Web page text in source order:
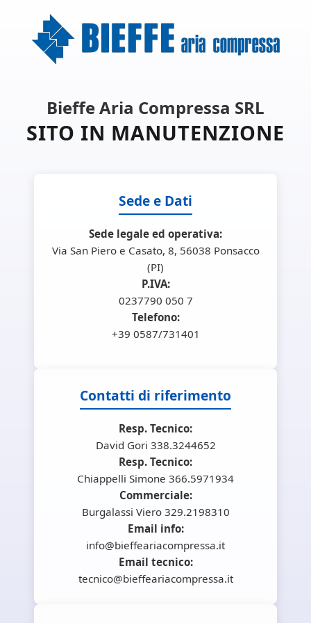
Bieffe Aria Compressa SRL
SITO IN MANUTENZIONE
Sede e Dati
Sede legale ed operativa:
Via San Piero e Casato, 8, 56038 Ponsacco
(PI)
P.IVA:
0237790 050 7
Telefono:
+39 0587/731401
Contatti di riferimento
Resp. Tecnico:
David Gori 338.3244652
Resp. Tecnico:
Chiappelli Simone 366.5971934
Commerciale:
Burgalassi Viero 329.2198310
Email info:
info@bieffeariacompressa.it
Email tecnico:
tecnico@bieffeariacompressa.it